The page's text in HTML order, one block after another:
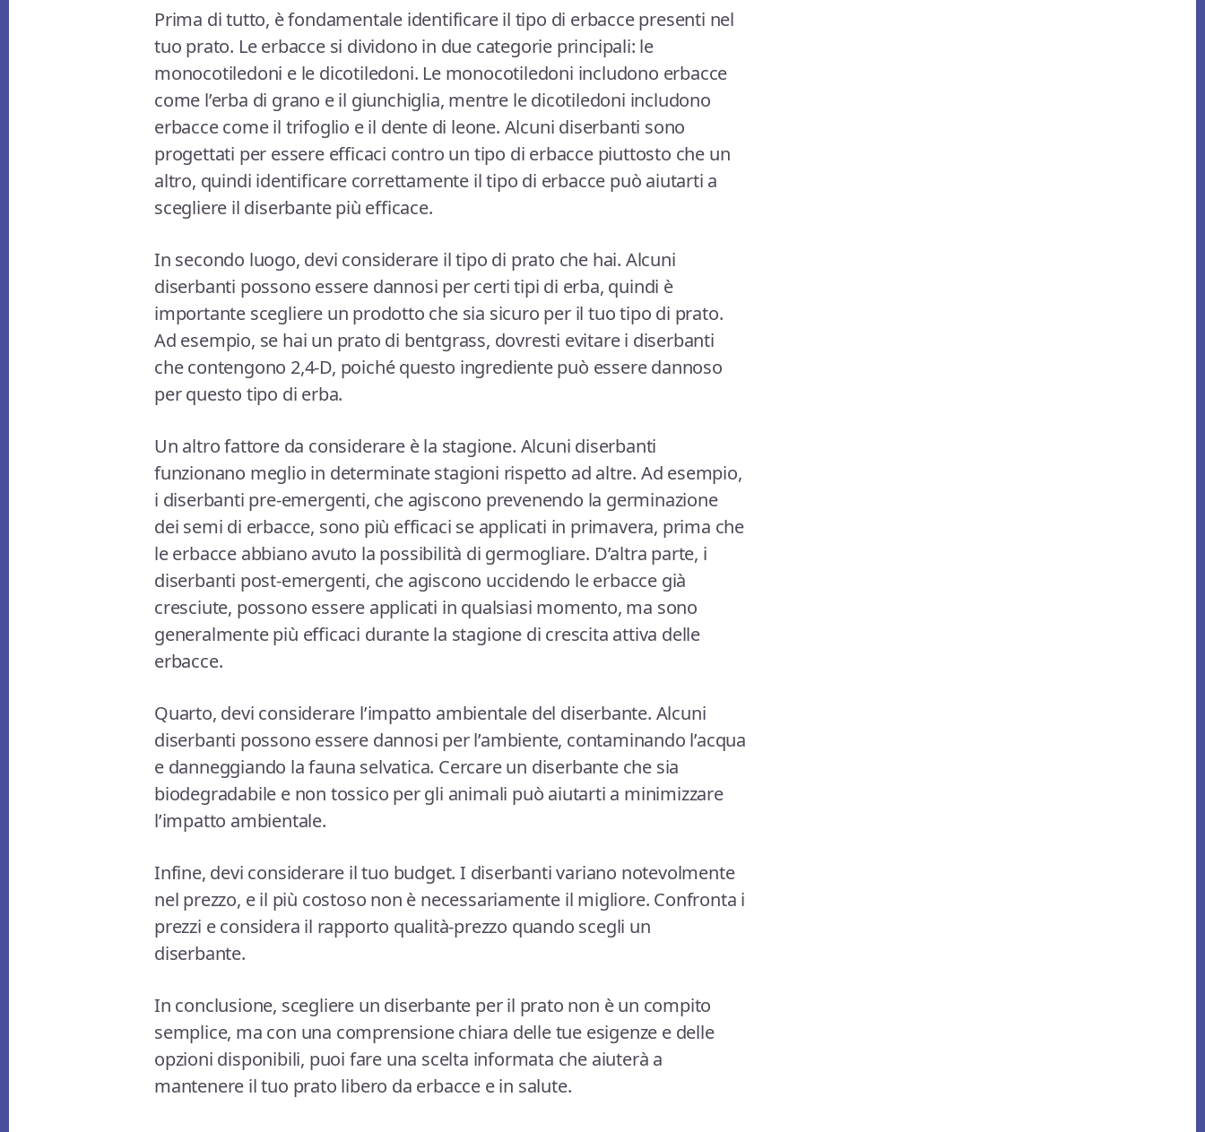
Prima di tutto, è fondamentale identificare il tipo di erbacce presenti nel
tuo prato. Le erbacce si dividono in due categorie principali: le
monocotiledoni e le dicotiledoni. Le monocotiledoni includono erbacce
come l’erba di grano e il giunchiglia, mentre le dicotiledoni includono
erbacce come il trifoglio e il dente di leone. Alcuni diserbanti sono
progettati per essere efficaci contro un tipo di erbacce piuttosto che un
altro, quindi identificare correttamente il tipo di erbacce può aiutarti a
scegliere il diserbante più efficace.
In secondo luogo, devi considerare il tipo di prato che hai. Alcuni
diserbanti possono essere dannosi per certi tipi di erba, quindi è
importante scegliere un prodotto che sia sicuro per il tuo tipo di prato.
Ad esempio, se hai un prato di bentgrass, dovresti evitare i diserbanti
che contengono 2,4-D, poiché questo ingrediente può essere dannoso
per questo tipo di erba.
Un altro fattore da considerare è la stagione. Alcuni diserbanti
funzionano meglio in determinate stagioni rispetto ad altre. Ad esempio,
i diserbanti pre-emergenti, che agiscono prevenendo la germinazione
dei semi di erbacce, sono più efficaci se applicati in primavera, prima che
le erbacce abbiano avuto la possibilità di germogliare. D’altra parte, i
diserbanti post-emergenti, che agiscono uccidendo le erbacce già
cresciute, possono essere applicati in qualsiasi momento, ma sono
generalmente più efficaci durante la stagione di crescita attiva delle
erbacce.
Quarto, devi considerare l’impatto ambientale del diserbante. Alcuni
diserbanti possono essere dannosi per l’ambiente, contaminando l’acqua
e danneggiando la fauna selvatica. Cercare un diserbante che sia
biodegradabile e non tossico per gli animali può aiutarti a minimizzare
l’impatto ambientale.
Infine, devi considerare il tuo budget. I diserbanti variano notevolmente
nel prezzo, e il più costoso non è necessariamente il migliore. Confronta i
prezzi e considera il rapporto qualità-prezzo quando scegli un
diserbante.
In conclusione, scegliere un diserbante per il prato non è un compito
semplice, ma con una comprensione chiara delle tue esigenze e delle
opzioni disponibili, puoi fare una scelta informata che aiuterà a
mantenere il tuo prato libero da erbacce e in salute.